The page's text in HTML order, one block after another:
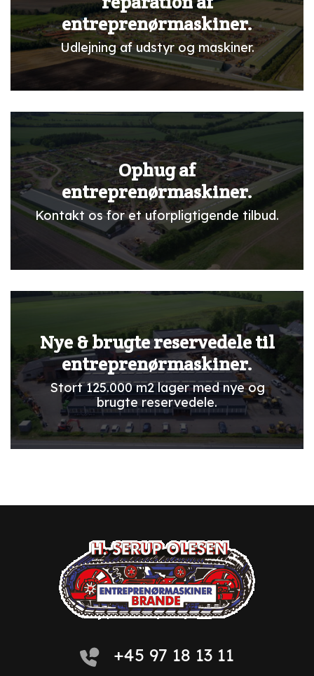
entreprenørmaskiner.
Udlejning af udstyr og maskiner.
Ophug af
entreprenørmaskiner.
Kontakt os for et uforpligtigende tilbud.
Nye & brugte reservedele til
entreprenørmaskiner.
Stort 125.000 m2 lager med nye og
brugte reservedele.
+45 97 18 13 11